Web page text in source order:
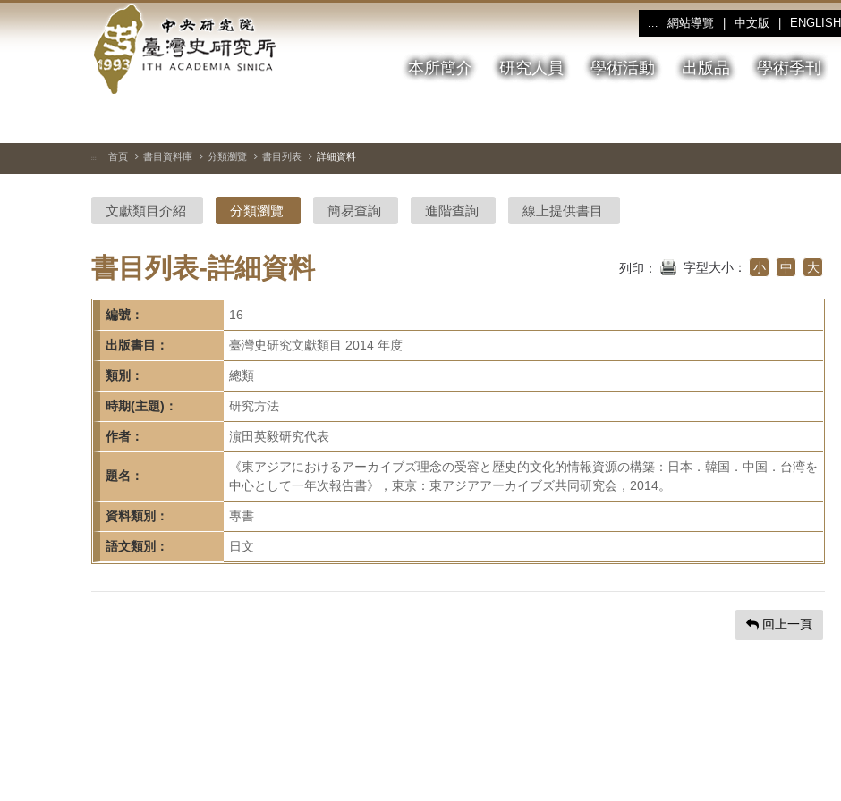
到
中
央
研
院-
臺
灣
史
研
究
所-
首
頁
::: 網站導覽 中文版 ENGLISH
本所簡介 研究人員 學術活動 出版品 學術季刊
::: 首頁 書目資料庫 分類瀏覽 書目列表 詳細資料
文獻類目介紹 分類瀏覽 簡易查詢 進階查詢 線上提供書目
書目列表-詳細資料 列印： 字型大小： 小 中 大
編號： 16
出版書目： 臺灣史研究文獻類目 2014 年度
類別： 總類
時期(主題)： 研究方法
作者： 濵田英毅研究代表
題名：
《東アジアにおけるアーカイブズ理念の受容と歴史的文化的情報資源の構築：日本．韓国．中国．台湾を
中心として一年次報告書》，東京：東アジアアーカイブズ共同研究会，2014。
資料類別： 專書
語文類別： 日文
回上一頁